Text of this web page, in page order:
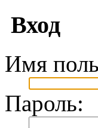
Вход
Имя
Пароль: